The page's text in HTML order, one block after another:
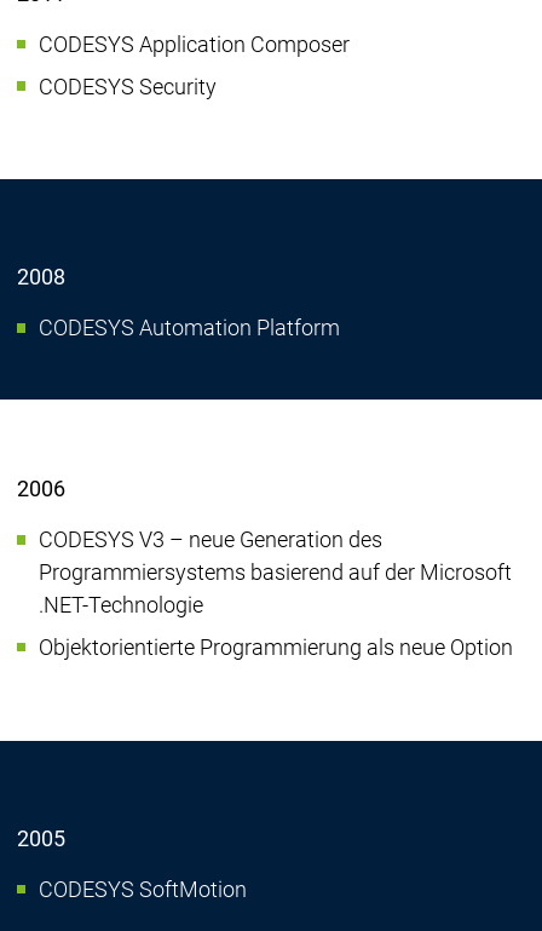
CODESYS Application Composer
CODESYS Security
2008
CODESYS Automation Platform
2006
CODESYS V3 – neue Generation des
Programmiersystems basierend auf der Microsoft
.NET-Technologie
Objektorientierte Programmierung als neue Option
2005
CODESYS SoftMotion